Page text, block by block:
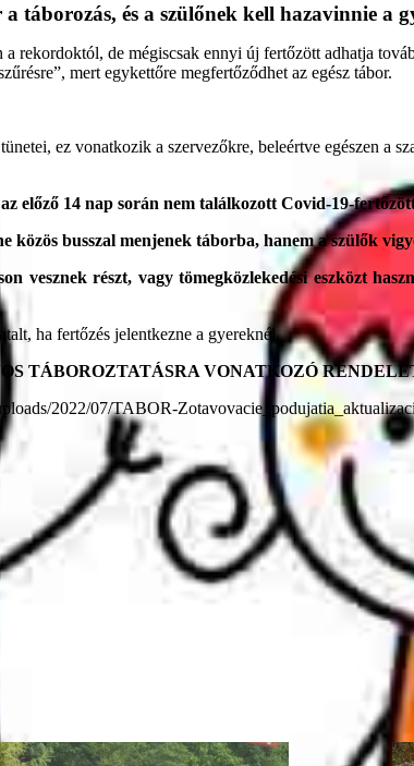
és a szülőnek kell hazavinnie a
rekordoktól, de mégiscsak ennyi új fertőzött adhatja
mert egykettőre megfertőződhet az egész tábor.
ez vonatkozik a szervezőkre, beleértve egészen a
előző 14 nap során nem találkozott Covid-19-
közös busszal menjenek táborba, hanem a szülők
vesznek részt, vagy tömegközlekedési eszközt
ha fertőzés jelentkezne a gyereknél.
TÁBOROZTATÁSRA VONATKOZÓ
2022/07/TABOR-